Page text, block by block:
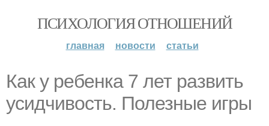
ПСИХОЛОГИЯ ОТНОШЕНИЙ
главная новости статьи
Как у ребенка 7 лет развить
усидчивость. Полезные игры